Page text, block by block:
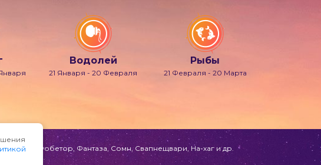
Водолей
21 Января - 20 Февраля
Рыбы
21 Февраля - 20 Марта
Фобетор, Фантаза, Сомн, Свапнещвари, На-хаг и др.